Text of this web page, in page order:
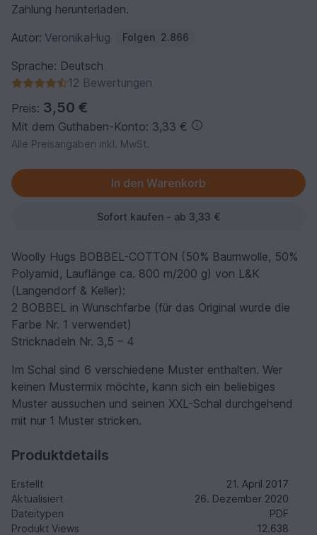
Zahlung herunterladen.
Autor: VeronikaHug Folgen 2.866
Sprache: Deutsch
12 Bewertungen
Preis: 3,50 €
Mit dem Guthaben-Konto: 3,33 €
Alle Preisangaben inkl. MwSt.
Sofort kaufen - ab 3,33 €
Woolly Hugs BOBBEL-COTTON (50% Baumwolle, 50%
Polyamid, Lauflänge ca. 800 m/200 g) von L&K
(Langendorf & Keller):
2 BOBBEL in Wunschfarbe (für das Original wurde die
Farbe Nr. 1 verwendet)
Stricknadeln Nr. 3,5 – 4
Im Schal sind 6 verschiedene Muster enthalten. Wer
keinen Mustermix möchte, kann sich ein beliebiges
Muster aussuchen und seinen XXL-Schal durchgehend
mit nur 1 Muster stricken.
Produktdetails
Erstellt
21. April 2017
Aktualisiert
26. Dezember 2020
Dateitypen
PDF
Produkt Views
12.638